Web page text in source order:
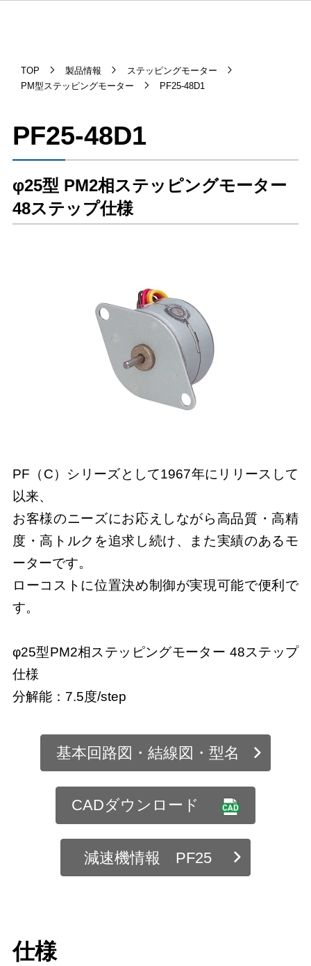
TOP 製品情報
ステッピングモーター
PM型ステッピングモーター
PF25-48D1
PF25-48D1
φ25型 PM2相ステッピングモーター
48ステップ仕様
PF（C）シリーズとして1967年にリリースして
以来、
お客様のニーズにお応えしながら高品質・高精
度・高トルクを追求し続け、また実績のあるモ
ーターです。
ローコストに位置決め制御が実現可能で便利で
す。
φ25型PM2相ステッピングモーター 48ステップ
仕様
分解能：7.5度/step
基本回路図・結線図・型名
CADダウンロード
減速機情報 PF25
仕様